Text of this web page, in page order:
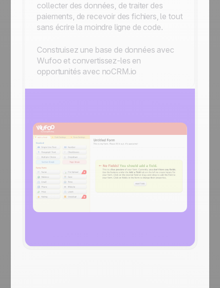
collecter des données, de traiter des
paiements, de recevoir des fichiers, le tout
sans écrire la moindre ligne de code.
Construisez une base de données avec
Wufoo et convertissez-les en
opportunités avec noCRM.io